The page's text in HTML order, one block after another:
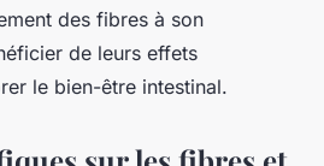
des fibres à son
de leurs effets
le bien-être intestinal.